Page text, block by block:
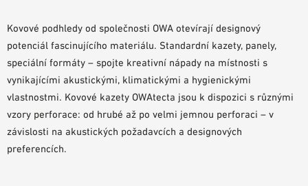
POMŮCKY PRO PLÁNOVÁNÍ
VIDEA
OBJEDNÁVKA VZORKŮ
Kovové podhledy od společnosti OWA otevírají designový
potenciál fascinujícího materiálu. Standardní kazety, panely,
speciální formáty – spojte kreativní nápady na místnosti s
vynikajícími akustickými, klimatickými a hygienickými
vlastnostmi. Kovové kazety OWAtecta jsou k dispozici s různými
vzory perforace: od hrubé až po velmi jemnou perforaci – v
závislosti na akustických požadavcích a designových
preferencích.